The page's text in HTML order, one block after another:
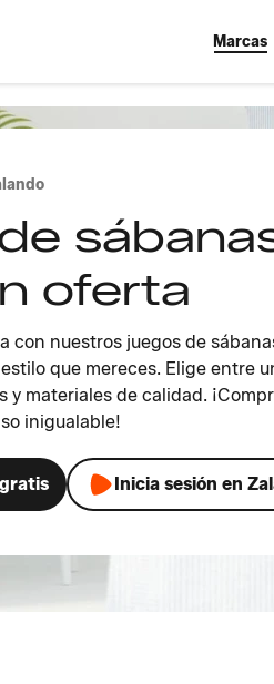
Marcas
oferta
con nuestros juegos de
que mereces. Elige entre
y materiales de calidad.
inigualable!
Inicia sesión en